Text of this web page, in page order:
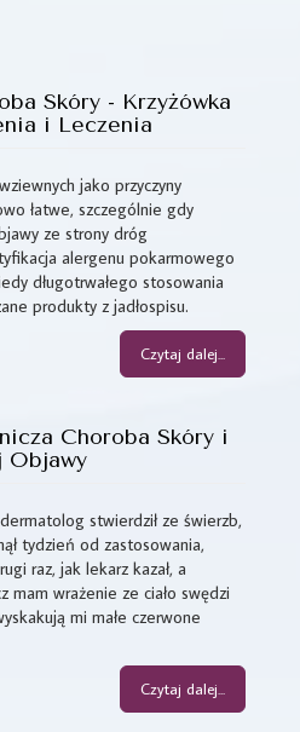
Skóry - Krzyżówka
i Leczenia
jako przyczyny
łatwe, szczególnie gdy
ze strony dróg
alergenu pokarmowego
długotrwałego stosowania
produkty z jadłospisu.
Czytaj dalej...
Choroba Skóry i
Objawy
stwierdził ze świerzb,
tydzień od zastosowania,
raz, jak lekarz kazał, a
mam wrażenie ze ciało swędzi
mi małe czerwone
Czytaj dalej...